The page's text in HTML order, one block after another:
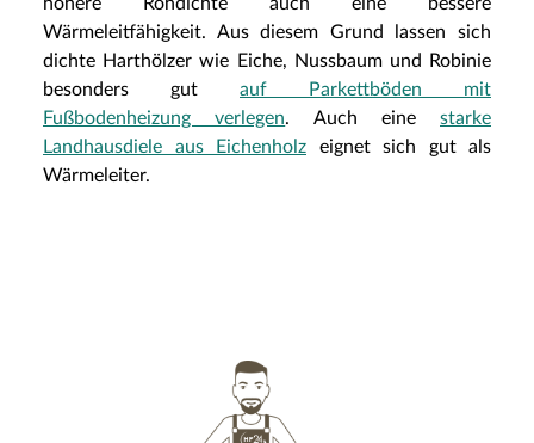
Wärmeleitfähigkeit. Aus diesem Grund lassen sich
dichte Harthölzer wie Eiche, Nussbaum und Robinie
besonders gut auf Parkettböden mit
Fußbodenheizung verlegen. Auch eine starke
Landhausdiele aus Eichenholz eignet sich gut als
Wärmeleiter.